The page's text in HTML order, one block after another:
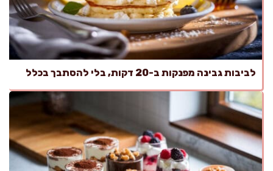
לביבות גבינה מפנקות ב-20 דקות, בלי להסתבך בכלל